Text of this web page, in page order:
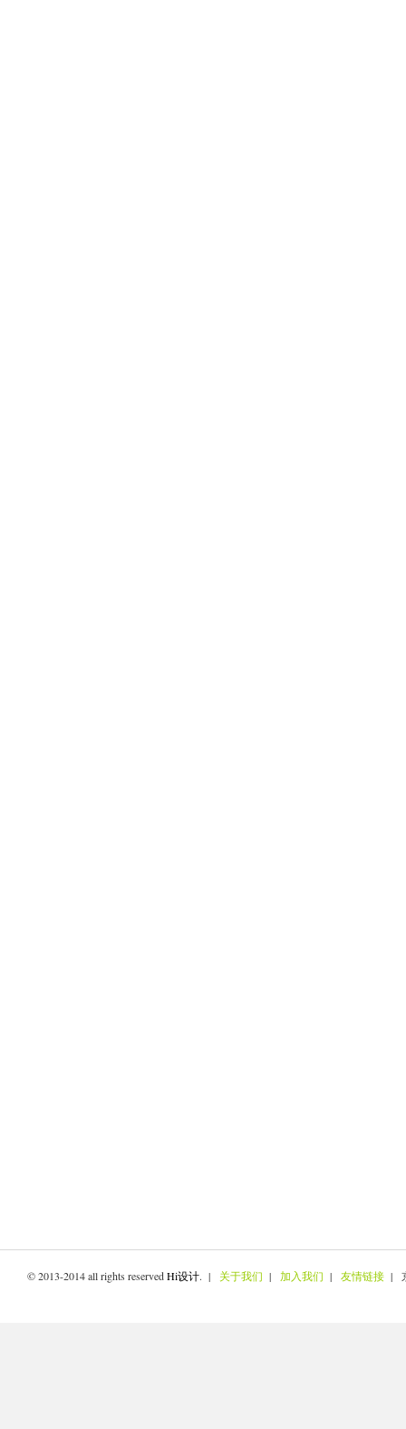
© 2013-2014 all rights reservedHi设计. | 关于我们 | 加入我们 | 友情链接 |